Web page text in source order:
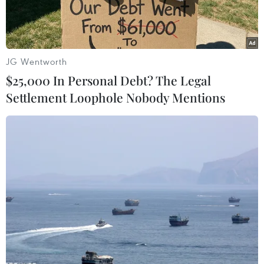
việc. (Ảnh: Nguyễn Thắng/TTXVN)
Ngày 26/8, Đoàn giám sát của Quốc hội do ông
Uông Chu Lưu, Ủy viên Trung ương Đảng, Phó
Chủ tịch Quốc hội, làm trưởng đoàn đã làm việc
JG Wentworth
$25,000 In Personal Debt? The Legal
Settlement Loophole Nobody Mentions